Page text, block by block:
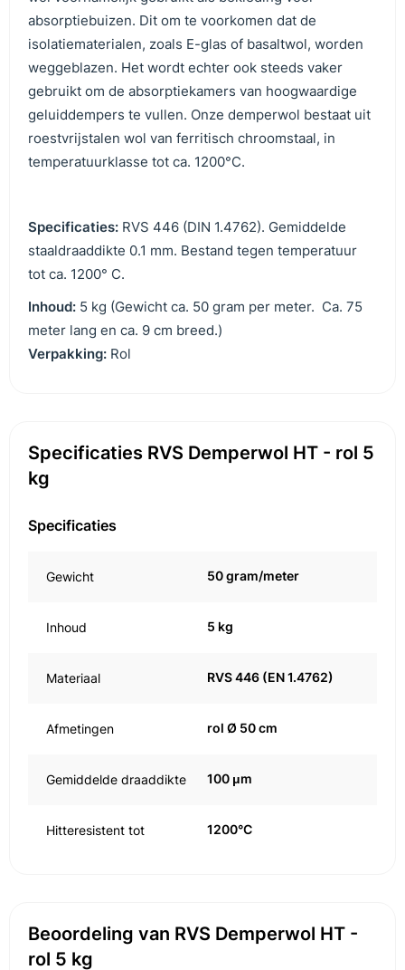
absorptiebuizen. Dit om te voorkomen dat de
isolatiematerialen, zoals E-glas of basaltwol, worden
weggeblazen. Het wordt echter ook steeds vaker
gebruikt om de absorptiekamers van hoogwaardige
geluiddempers te vullen. Onze demperwol bestaat uit
roestvrijstalen wol van ferritisch chroomstaal, in
temperatuurklasse tot ca. 1200°C.
Specificaties: RVS 446 (DIN 1.4762). Gemiddelde
staaldraaddikte 0.1 mm. Bestand tegen temperatuur
tot ca. 1200° C.
Inhoud: 5 kg (Gewicht ca. 50 gram per meter. Ca. 75
meter lang en ca. 9 cm breed.)
Verpakking: Rol
Specificaties RVS Demperwol HT - rol 5
kg
Specificaties
Gewicht 50 gram/meter
Inhoud 5 kg
Materiaal RVS 446 (EN 1.4762)
Afmetingen rol Ø 50 cm
Gemiddelde draaddikte 100 μm
Hitteresistent tot 1200°C
Beoordeling van RVS Demperwol HT -
rol 5 kg